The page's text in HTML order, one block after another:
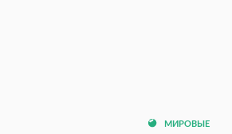
МИРОВЫЕ